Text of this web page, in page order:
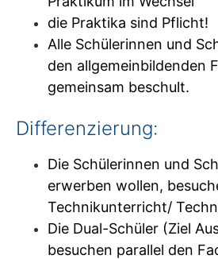
die Praktika sind Pflicht!
Alle Schülerinnen und
den allgemeinbildenden
gemeinsam beschult.
Differenzierung:
Die Schülerinnen und
erwerben wollen,
Technikunterricht/
Die Dual-Schüler (Ziel
besuchen parallel den